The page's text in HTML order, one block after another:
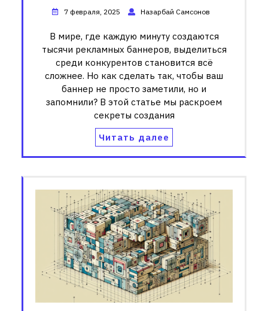
7 февраля, 2025 Назарбай Самсонов
В мире, где каждую минуту создаются
тысячи рекламных баннеров, выделиться
среди конкурентов становится всё
сложнее. Но как сделать так, чтобы ваш
баннер не просто заметили, но и
запомнили? В этой статье мы раскроем
секреты создания
Читать далее